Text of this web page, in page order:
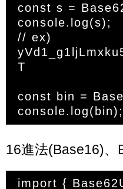
const s =
console.log(s);
// ex)
T
const bin =
16進法(Base16)
import {